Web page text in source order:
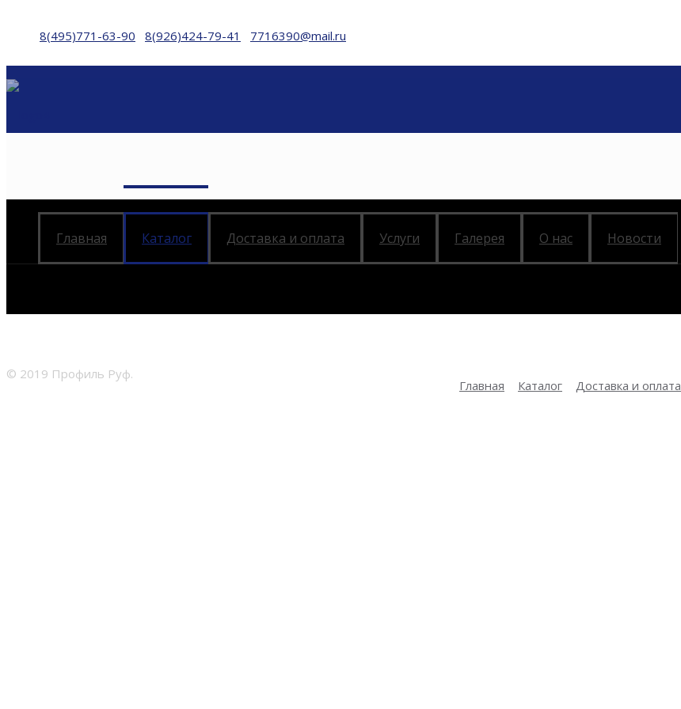
8(495)771-63-90 8(926)424-79-41 7716390@mail.ru
Главная Каталог Доставка и оплата Услуги Галерея О нас Новости
Двойной стоячий фальц
© 2019 Профиль Руф.
Главная Каталог Доставка и оплата